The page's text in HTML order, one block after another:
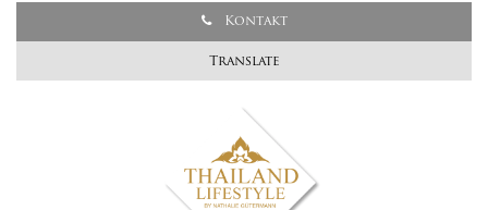
Kontakt
Translate